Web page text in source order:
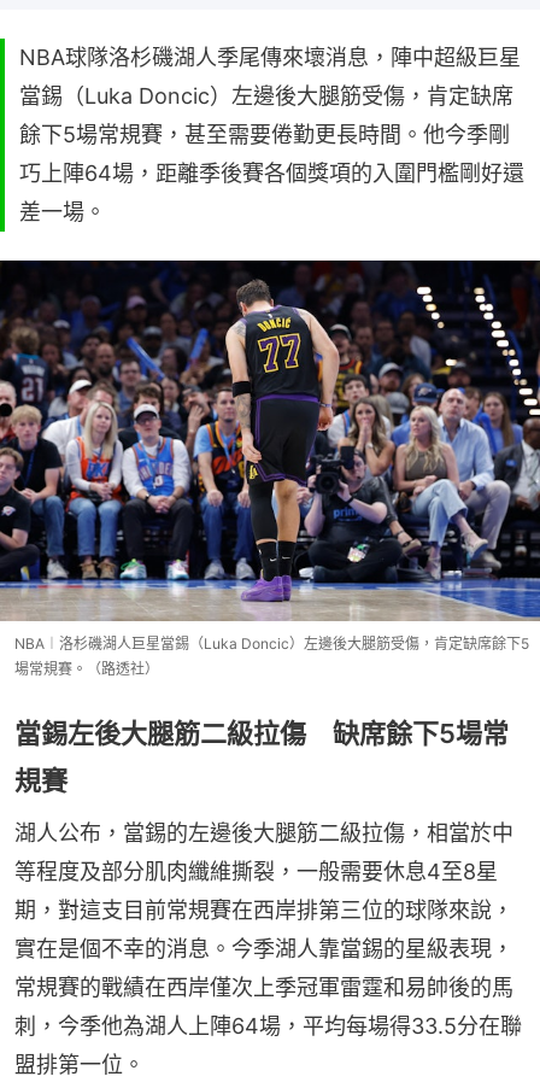
NBA球隊洛杉磯湖人季尾傳來壞消息，陣中超級巨星
當錫（Luka Doncic）左邊後大腿筋受傷，肯定缺席
餘下5場常規賽，甚至需要倦勤更長時間。他今季剛
巧上陣64場，距離季後賽各個獎項的入圍門檻剛好還
差一場。
NBA︱洛杉磯湖人巨星當錫（Luka Doncic）左邊後大腿筋受傷，肯定缺席餘下5
場常規賽。（路透社）
當錫左後大腿筋二級拉傷 缺席餘下5場常
規賽
湖人公布，當錫的左邊後大腿筋二級拉傷，相當於中
等程度及部分肌肉纖維撕裂，一般需要休息4至8星
期，對這支目前常規賽在西岸排第三位的球隊來說，
實在是個不幸的消息。今季湖人靠當錫的星級表現，
常規賽的戰績在西岸僅次上季冠軍雷霆和易帥後的馬
刺，今季他為湖人上陣64場，平均每場得33.5分在聯
盟排第一位。